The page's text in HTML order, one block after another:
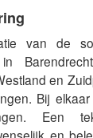
van de
en
Bij
Een